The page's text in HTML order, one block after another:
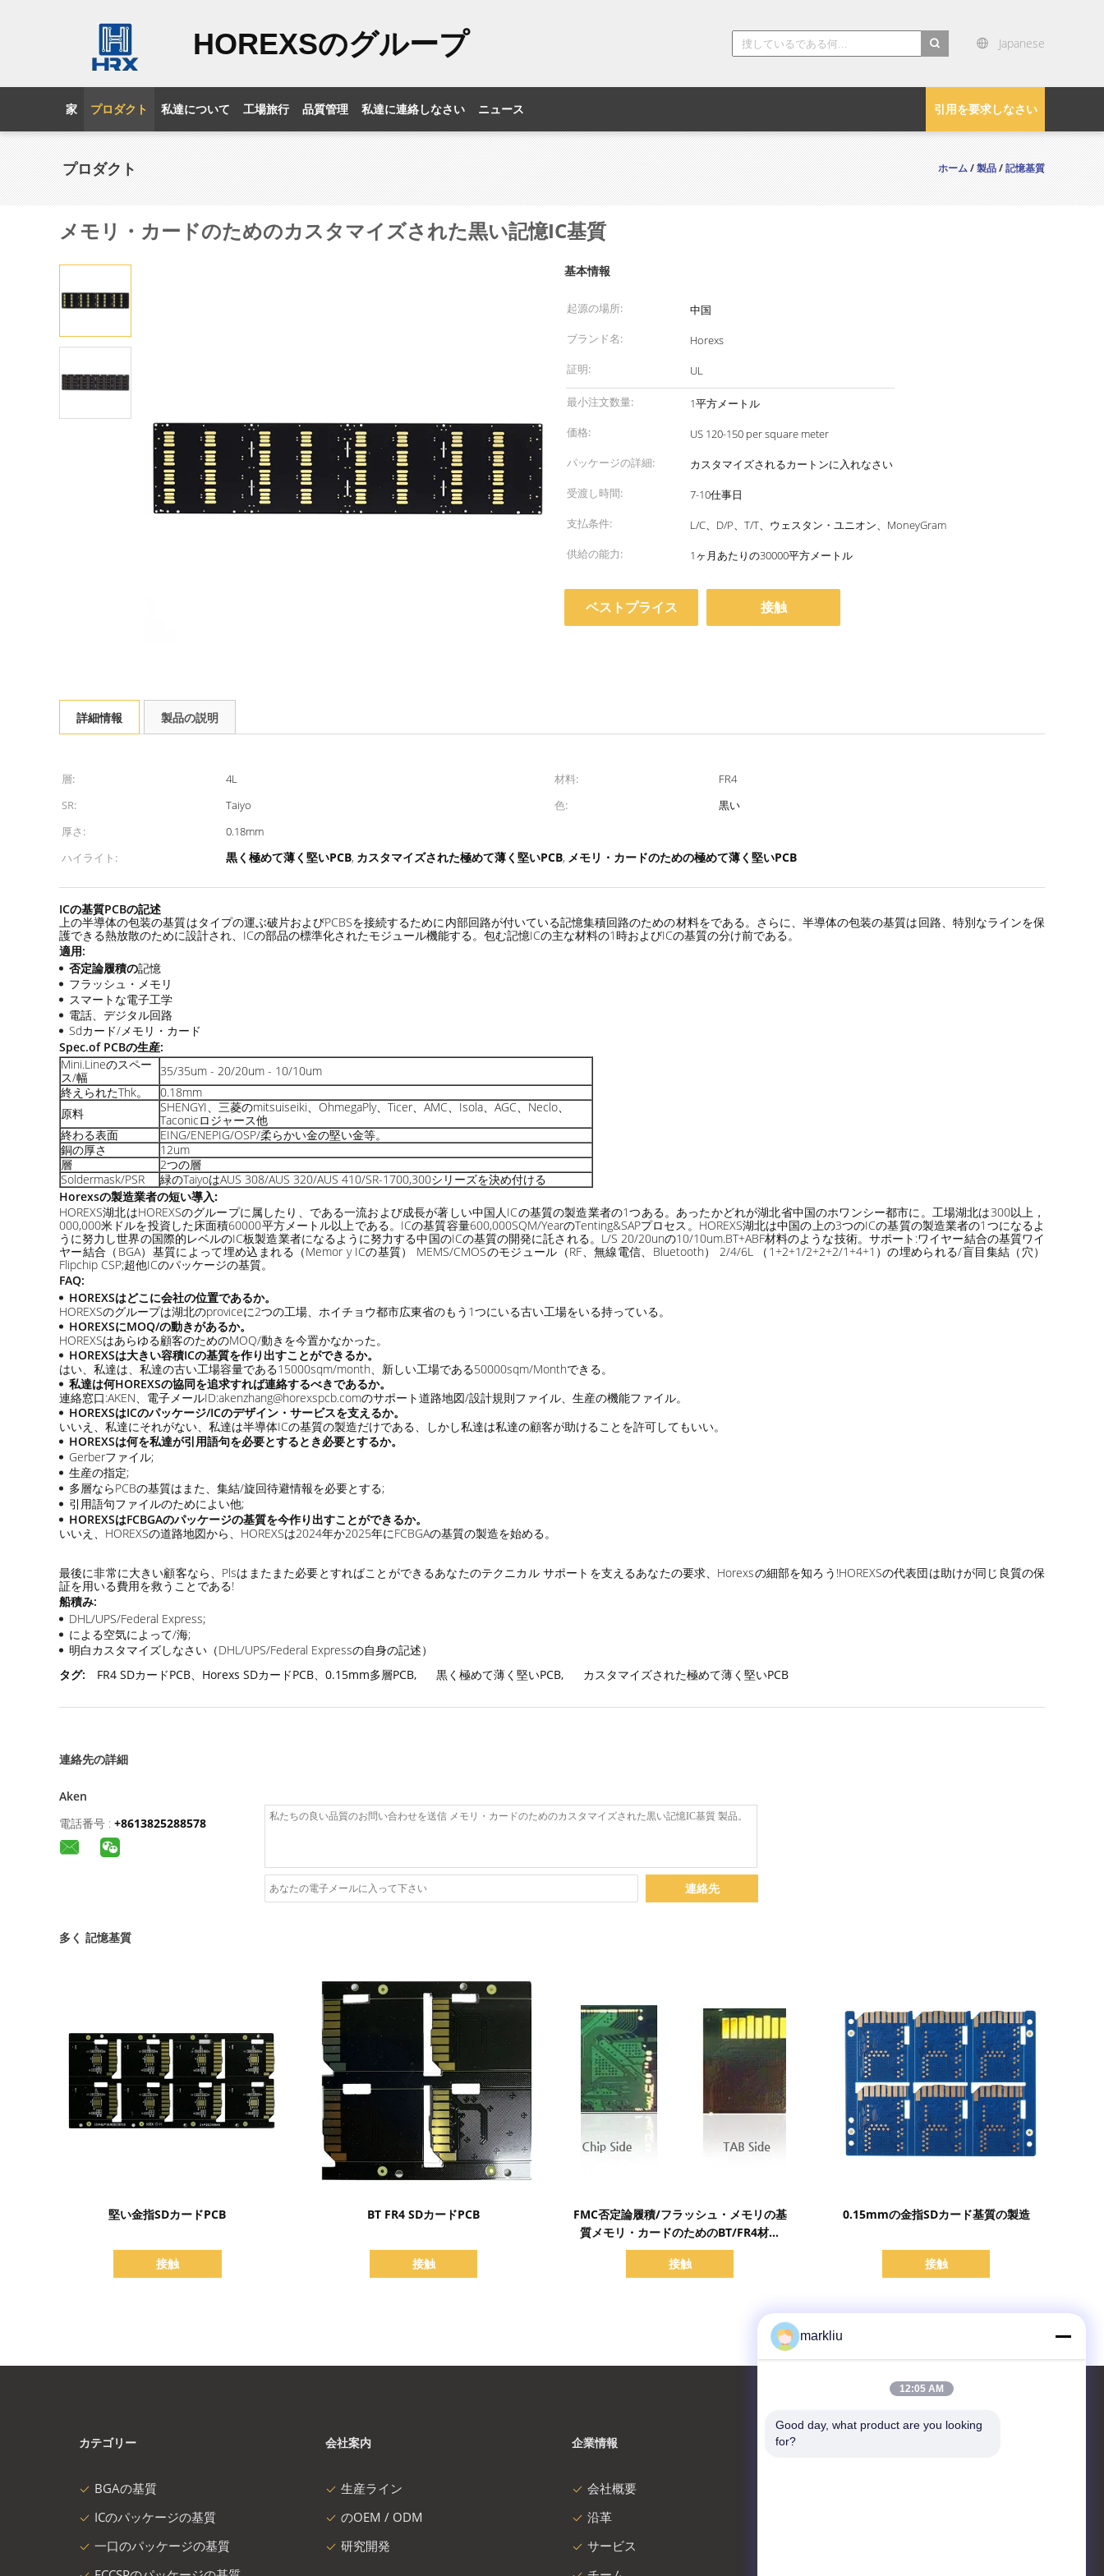
HOREXSのグループ Japanese
引用を要求しなさい
家 プロダクト 私達について 工場旅行 品質管理 私達に連絡しなさい ニュース
プロダクト ホーム/製品/記憶基質
メモリ・カードのためのカスタマイズされた黒い記憶IC基質
基本情報
起源の場所:
中国
ブランド名:
Horexs
証明:
UL
最小注文数量:
1平方メートル
価格:
US 120-150 per square meter
パッケージの詳細:
カスタマイズされるカートンに入れなさい
受渡し時間:
7-10仕事日
支払条件:
L/C、D/P、T/T、ウェスタン・ユニオン、MoneyGram
供給の能力:
1ヶ月あたりの30000平方メートル
ベストプライス 接触
詳細情報 製品の説明
層: 4L 材料:
FR4
SR:
Taiyo 色:
黒い
厚さ:
0.18mm
ハイライト:
黒く極めて薄く堅いPCB, カスタマイズされた極めて薄く堅いPCB, メモリ・カードのための極めて薄く堅いPCB
ICの基質PCBの記述
上の半導体の包装の基質はタイプの運ぶ破片およびPCBSを接続するために内部回路が付いている記憶集積回路のための材料をである。さらに、半導体の包装の基質は回路、特別なラインを保
護できる熱放散のために設計され、ICの部品の標準化されたモジュール機能する。包む記憶ICの主な材料の1時およびICの基質の分け前である。
適用:
否定論履積の記憶
フラッシュ・メモリ
スマートな電子工学
電話、デジタル回路
Sdカード/メモリ・カード
Spec.of PCBの生産:
Mini.Lineのスペー
ス/幅
35/35um - 20/20um - 10/10um
終えられたThk。
0.18mm
原料
SHENGYI、三菱のmitsuiseiki、OhmegaPly、Ticer、AMC、Isola、AGC、Neclo、
Taconicロジャース他
終わる表面
EING/ENEPIG/OSP/柔らかい金の堅い金等。
銅の厚さ
12um
層
2つの層
Soldermask/PSR
緑のTaiyoはAUS 308/AUS 320/AUS 410/SR-1700,300シリーズを決め付ける
Horexsの製造業者の短い導入:
HOREXS湖北はHOREXSのグループに属したり、である一流および成長が著しい中国人ICの基質の製造業者の1つある。あったかどれが湖北省中国のホワンシー都市に。工場湖北は300以上，
000,000米ドルを投資した床面積60000平方メートル以上である。ICの基質容量600,000SQM/YearのTenting&SAPプロセス。HOREXS湖北は中国の上の3つのICの基質の製造業者の1つになるよ
うに努力し世界の国際的レベルのIC板製造業者になるように努力する中国のICの基質の開発に託される。L/S 20/20unの10/10um.BT+ABF材料のような技術。サポート:ワイヤー結合の基質ワイ
ヤー結合（BGA）基質によって埋め込まれる（Memor y ICの基質） MEMS/CMOSのモジュール（RF、無線電信、Bluetooth） 2/4/6L （1+2+1/2+2+2/1+4+1）の埋められる/盲目集結（穴）
Flipchip CSP;超他ICのパッケージの基質。
FAQ:
HOREXSはどこに会社の位置であるか。
HOREXSのグループは湖北のproviceに2つの工場、ホイチョウ都市広東省のもう1つにいる古い工場をいる持っている。
HOREXSにMOQ/の動きがあるか。
HOREXSはあらゆる顧客のためのMOQ/動きを今置かなかった。
HOREXSは大きい容積ICの基質を作り出すことができるか。
はい、私達は、私達の古い工場容量である15000sqm/month、新しい工場である50000sqm/Monthできる。
私達は何HOREXSの協同を追求すれば連絡するべきであるか。
連絡窓口:AKEN、電子メールID:akenzhang@horexspcb.comのサポート道路地図/設計規則ファイル、生産の機能ファイル。
HOREXSはICのパッケージ/ICのデザイン・サービスを支えるか。
いいえ、私達にそれがない、私達は半導体ICの基質の製造だけである、しかし私達は私達の顧客が助けることを許可してもいい。
HOREXSは何を私達が引用語句を必要とするとき必要とするか。
Gerberファイル;
生産の指定;
多層ならPCBの基質はまた、集結/旋回待避情報を必要とする;
引用語句ファイルのためによい他;
HOREXSはFCBGAのパッケージの基質を今作り出すことができるか。
いいえ、HOREXSの道路地図から、HOREXSは2024年か2025年にFCBGAの基質の製造を始める。
最後に非常に大きい顧客なら、Plsはまたまた必要とすればことができるあなたのテクニカル サポートを支えるあなたの要求、Horexsの細部を知ろう!HOREXSの代表団は助けが同じ良質の保
証を用いる費用を救うことである!
船積み:
DHL/UPS/Federal Express;
による空気によって/海;
明白カスタマイズしなさい（DHL/UPS/Federal Expressの自身の記述）
タグ:
FR4 SDカードPCB、Horexs SDカードPCB、0.15mm多層PCB, 黒く極めて薄く堅いPCB, カスタマイズされた極めて薄く堅いPCB
連絡先の詳細
Aken
電話番号 : +8613825288578
連絡先
多く 記憶基質
堅い金指SDカードPCB
接触
BT FR4 SDカードPCB
接触
FMC否定論履積/フラッシュ・メモリの基
質メモリ・カードのためのBT/FR4材料
70um
接触
0.15mmの金指SDカード基質の製造
接触
カテゴリー
BGAの基質
ICのパッケージの基質
一口のパッケージの基質
会社案内
生産ライン
のOEM / ODM
研究開発
企業情報
会社概要
沿革
サービス
markliu
12:05 AM
Good day, what product are you looking
for?